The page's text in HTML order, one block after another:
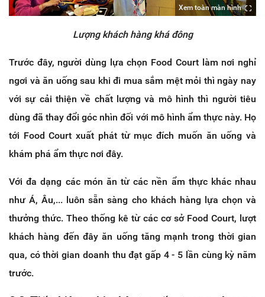
Xem toàn màn hình
Lượng khách hàng khá đông
Trước đây, người dùng lựa chọn Food Court làm nơi nghỉ
ngơi và ăn uống sau khi đi mua sắm mệt mỏi thì ngày nay
với sự cải thiện về chất lượng và mô hình thì người tiêu
dùng đã thay đổi góc nhìn đối với mô hình ẩm thực này. Họ
tới Food Court xuất phát từ mục đích muốn ăn uống và
khám phá ẩm thực nơi đây.
Với đa dạng các món ăn từ các nền ẩm thực khác nhau
như Á, Âu,... luôn sẵn sàng cho khách hàng lựa chọn và
thưởng thức. Theo thống kê từ các cơ sở Food Court, lượt
khách hàng đến đây ăn uống tăng mạnh trong thời gian
qua, có thời gian doanh thu đạt gấp 4 - 5 lần cùng kỳ năm
trước.